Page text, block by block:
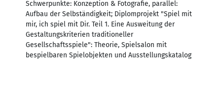
Schwerpunkte: Konzeption & Fotografie, parallel:
Aufbau der Selbständigkeit; Diplomprojekt "Spiel mit
mir, ich spiel mit Dir. Teil 1. Eine Ausweitung der
Gestaltungskriterien traditioneller
Gesellschaftsspiele": Theorie, Spielsalon mit
bespielbaren Spielobjekten und Ausstellungskatalog